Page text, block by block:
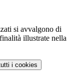
si avvalgono di
illustrate nella
i cookies